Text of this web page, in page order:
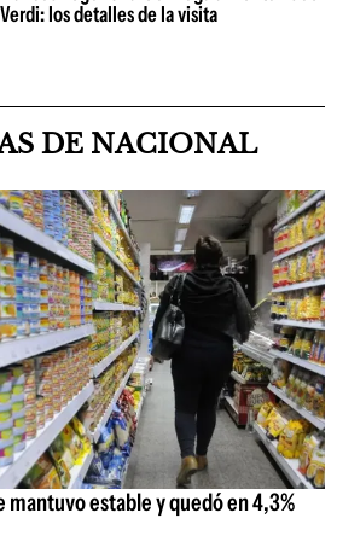
los detalles de la visita
DE NACIONAL
mantuvo estable y quedó en 4,3%